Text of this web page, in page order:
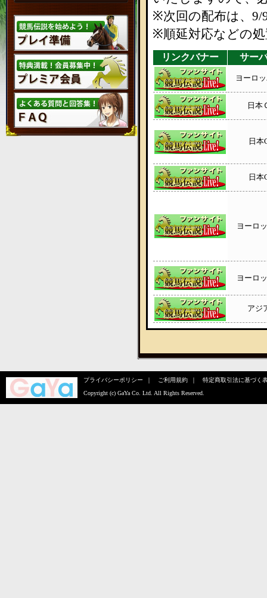
プライバシーポリシー ｜ ご利用規約 ｜ 特定商取引法に基づく
Copyright (c) GaYa Co. Ltd. All Rights Reserved.